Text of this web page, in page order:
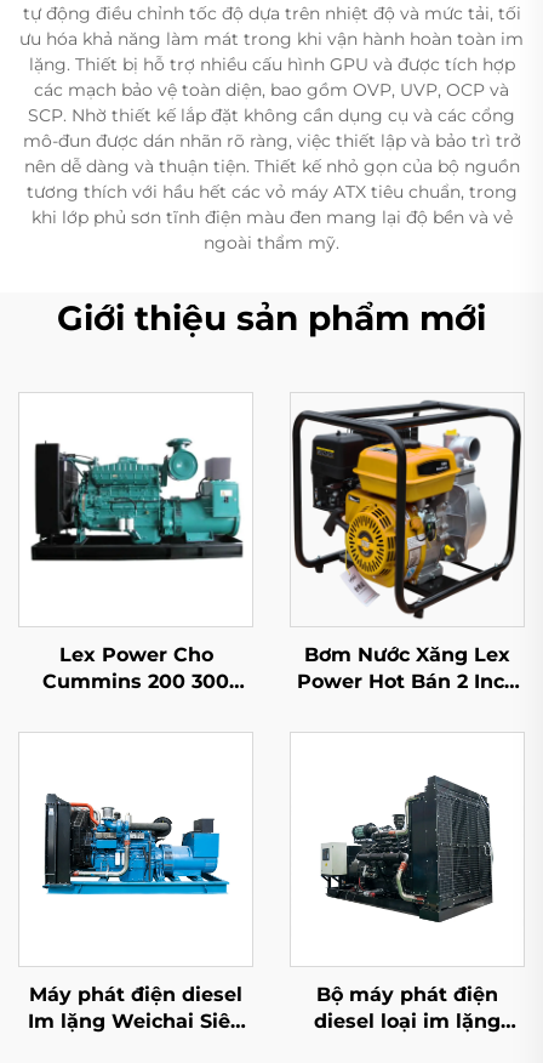
tự động điều chỉnh tốc độ dựa trên nhiệt độ và mức tải, tối
ưu hóa khả năng làm mát trong khi vận hành hoàn toàn im
lặng. Thiết bị hỗ trợ nhiều cấu hình GPU và được tích hợp
các mạch bảo vệ toàn diện, bao gồm OVP, UVP, OCP và
SCP. Nhờ thiết kế lắp đặt không cần dụng cụ và các cổng
mô-đun được dán nhãn rõ ràng, việc thiết lập và bảo trì trở
nên dễ dàng và thuận tiện. Thiết kế nhỏ gọn của bộ nguồn
tương thích với hầu hết các vỏ máy ATX tiêu chuẩn, trong
khi lớp phủ sơn tĩnh điện màu đen mang lại độ bền và vẻ
ngoài thẩm mỹ.
Giới thiệu sản phẩm mới
Lex Power Cho
Cummins 200 300
phát điện diesel im
Bơm Nước Xăng Lex
Power Hot Bán 2 Inch
Cho Gia Đình Và Nông
Máy phát điện diesel
Im lặng Weichai Siêu
Bộ máy phát điện
diesel loại im lặng